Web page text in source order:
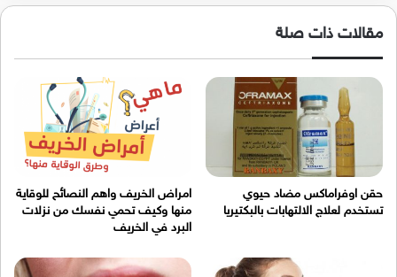
مقالات ذات صلة
حقن اوفراماكس مضاد حيوي
تستخدم لعلاج الالتهابات بالبكتيريا
امراض الخريف واهم النصائح للوقاية
منها وكيف تحمي نفسك من نزلات
البرد في الخريف